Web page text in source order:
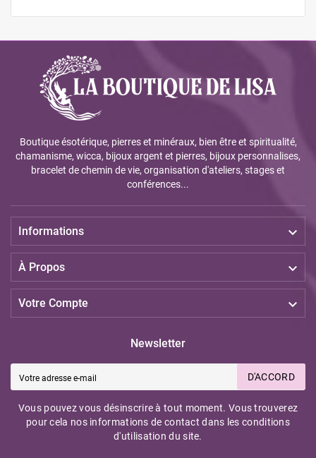
Boutique ésotérique, pierres et minéraux, bien être et spiritualité,
chamanisme, wicca, bijoux argent et pierres, bijoux personnalises,
bracelet de chemin de vie, organisation d'ateliers, stages et
conférences...
Informations 
À Propos 
Votre Compte 
Newsletter
D'ACCORD
Vous pouvez vous désinscrire à tout moment. Vous trouverez
pour cela nos informations de contact dans les conditions
d'utilisation du site.